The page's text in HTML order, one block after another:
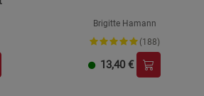
Brigitte Hamann
(188)
13,40 €